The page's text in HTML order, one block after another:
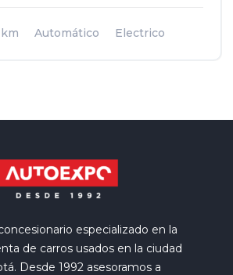
Automático
Electrico
especializado en la
de carros usados en la ciudad
Desde 1992 asesoramos a